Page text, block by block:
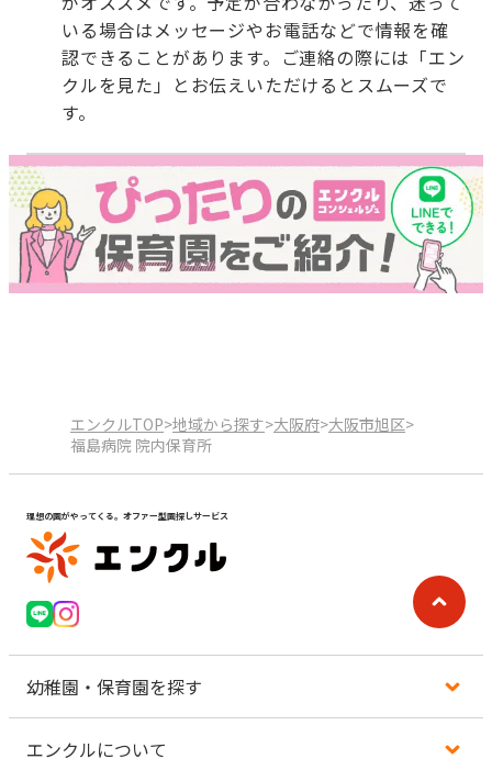
いる場合はメッセージやお電話などで情報を確
認できることがあります。ご連絡の際には「エン
クルを見た」とお伝えいただけるとスムーズで
す。
エンクルTOP>地域から探す>大阪府>大阪市旭区>
福島病院 院内保育所
理想の園がやってくる。オファー型園探しサービス
幼稚園・保育園を探す
エンクルについて